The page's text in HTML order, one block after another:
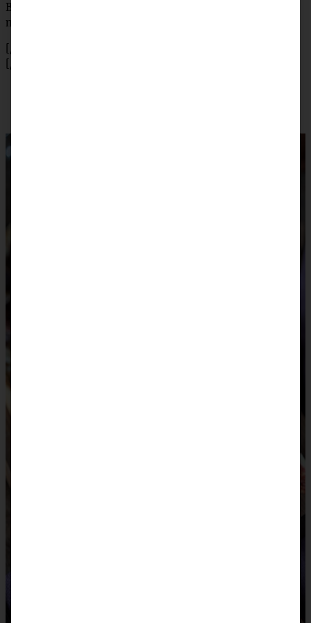
Balsamico Zwiebeln und die Feigen darauf verteilen, noch
mit ein wenig Balsamico beträufeln und sofort servieren.
[/tab]
[/tabs]